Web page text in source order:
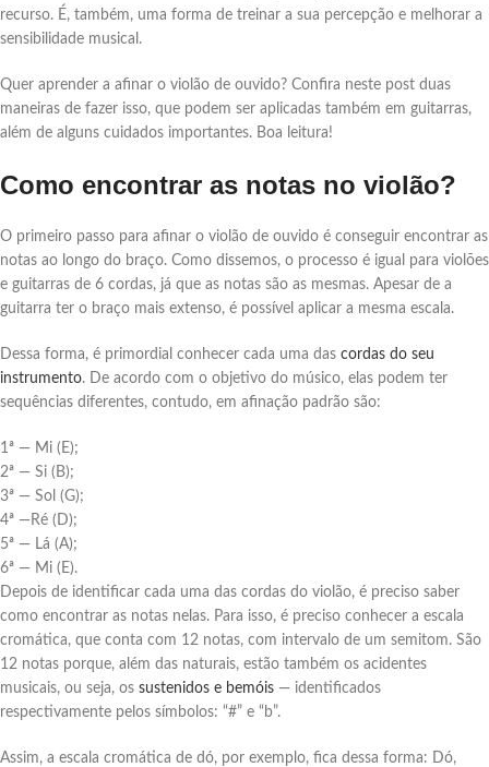
recurso. É, também, uma forma de treinar a sua percepção e melhorar a
sensibilidade musical.
Quer aprender a afinar o violão de ouvido? Confira neste post duas
maneiras de fazer isso, que podem ser aplicadas também em guitarras,
além de alguns cuidados importantes. Boa leitura!
Como encontrar as notas no violão?
O primeiro passo para afinar o violão de ouvido é conseguir encontrar as
notas ao longo do braço. Como dissemos, o processo é igual para violões
e guitarras de 6 cordas, já que as notas são as mesmas. Apesar de a
guitarra ter o braço mais extenso, é possível aplicar a mesma escala.
Dessa forma, é primordial conhecer cada uma das cordas do seu
instrumento. De acordo com o objetivo do músico, elas podem ter
sequências diferentes, contudo, em afinação padrão são:
1ª — Mi (E);
2ª — Si (B);
3ª — Sol (G);
4ª —Ré (D);
5ª — Lá (A);
6ª — Mi (E).
Depois de identificar cada uma das cordas do violão, é preciso saber
como encontrar as notas nelas. Para isso, é preciso conhecer a escala
cromática, que conta com 12 notas, com intervalo de um semitom. São
12 notas porque, além das naturais, estão também os acidentes
musicais, ou seja, os sustenidos e bemóis — identificados
respectivamente pelos símbolos: “#” e “b”.
Assim, a escala cromática de dó, por exemplo, fica dessa forma: Dó,